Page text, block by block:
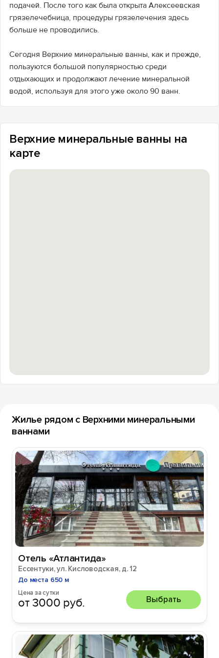
подачей. После того как была открыта Алексеевская
грязелечебница, процедуры грязелечения здесь
больше не проводились.
Сегодня Верхние минеральные ванны, как и прежде,
пользуются большой популярностью среди
отдыхающих и продолжают лечение минеральной
водой, используя для этого уже около 90 ванн.
Верхние минеральные ванны на
карте
Жилье рядом с Верхними минеральными
ваннами
Отель «Атлантида»
Ессентуки, ул. Кисловодская, д. 12
До места 650 м
Цена за сутки
от 3000 руб. Выбрать